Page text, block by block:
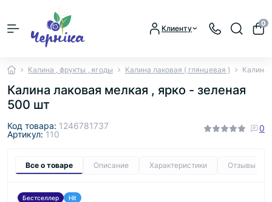
Клиенту
0
Калина , фрукты , ягоды Калина лаковая ( глянцевая ) Калина
Калина лаковая мелкая , ярко - зеленая
500 шт
Код товара: 1246781737
Артикул:110
0
Все о товаре Описание Характеристики Отзывы
Бестселлер Hit